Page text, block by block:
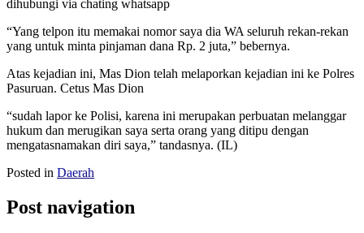
dihubungi via chating whatsapp
“Yang telpon itu memakai nomor saya dia WA seluruh rekan-rekan
yang untuk minta pinjaman dana Rp. 2 juta,” bebernya.
Atas kejadian ini, Mas Dion telah melaporkan kejadian ini ke Polres
Pasuruan. Cetus Mas Dion
“sudah lapor ke Polisi, karena ini merupakan perbuatan melanggar
hukum dan merugikan saya serta orang yang ditipu dengan
mengatasnamakan diri saya,” tandasnya. (IL)
Posted in Daerah
Post navigation